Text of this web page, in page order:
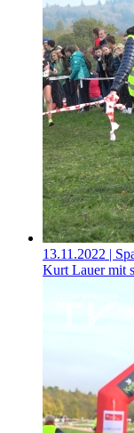
13.11.2022 |
Kurt Lauer mit